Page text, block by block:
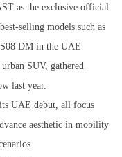
as the exclusive official
selling models such as
DM in the UAE
SUV, gathered
last year.
UAE debut, all focus
aesthetic in mobility